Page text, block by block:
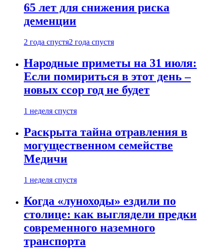
65 лет для снижения риска
деменции
2 года спустя2 года спустя
Народные приметы на 31 июля:
Если помириться в этот день –
новых ссор год не будет
1 неделя спустя
Раскрыта тайна отравления в
могущественном семействе
Медичи
1 неделя спустя
Когда «луноходы» ездили по
столице: как выглядели предки
современного наземного
транспорта